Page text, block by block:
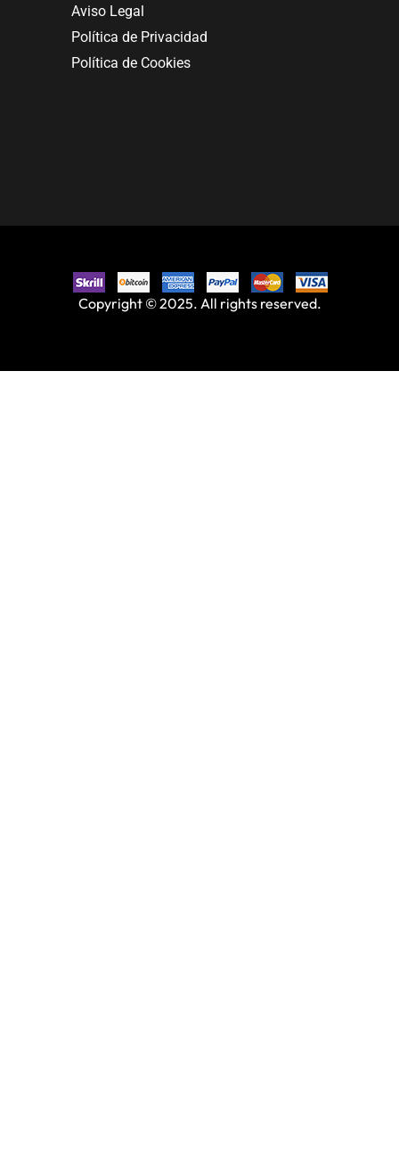
Aviso Legal
Política de Privacidad
Política de Cookies
Copyright © 2025. All rights reserved.